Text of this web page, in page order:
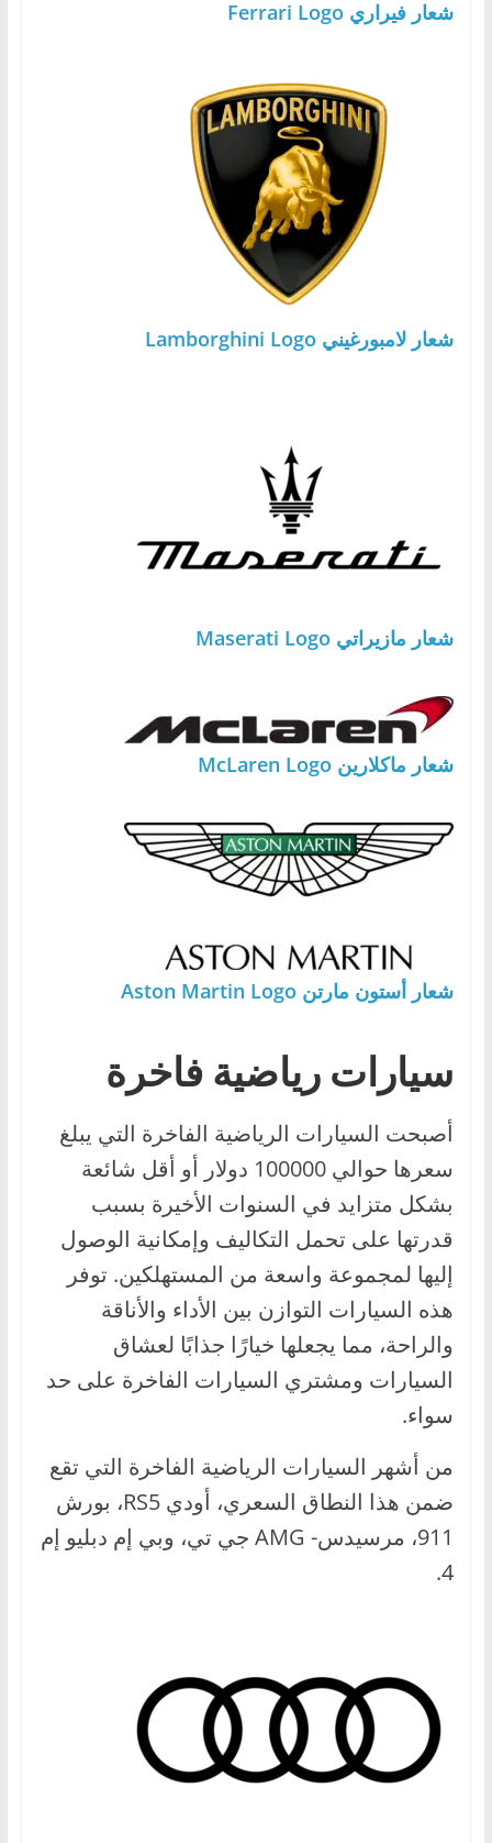
شعار فيراري Ferrari Logo
شعار لامبورغيني Lamborghini Logo
شعار مازيراتي Maserati Logo
شعار ماكلارين McLaren Logo
شعار أستون مارتن Aston Martin Logo
سيارات رياضية فاخرة
أصبحت السيارات الرياضية الفاخرة التي يبلغ
سعرها حوالي 100000 دولار أو أقل شائعة
بشكل متزايد في السنوات الأخيرة بسبب
قدرتها على تحمل التكاليف وإمكانية الوصول
إليها لمجموعة واسعة من المستهلكين. توفر
هذه السيارات التوازن بين الأداء والأناقة
والراحة، مما يجعلها خيارًا جذابًا لعشاق
السيارات ومشتري السيارات الفاخرة على حد
سواء.
من أشهر السيارات الرياضية الفاخرة التي تقع
ضمن هذا النطاق السعري، أودي RS5، بورش
911، مرسيدس- AMG جي تي، وبي إم دبليو إم
4.